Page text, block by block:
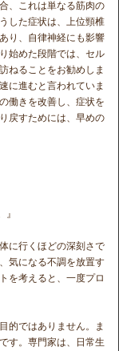
、これは単なる筋肉の
した症状は、上位頸椎
り、自律神経にも影響
始めた段階では、セル
ねることをお勧めしま
に進むと言われていま
働きを改善し、症状を
戻すためには、早めの
に行くほどの深刻さで
気になる不調を放置す
を考えると、一度プロ
的ではありません。ま
す。専門家は、日常生